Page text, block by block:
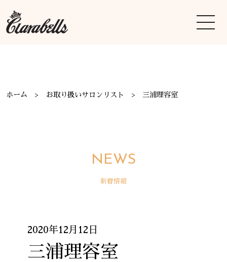
ホーム お取り扱いサロンリスト 三浦理容室
NEWS
新着情報
2020年12月12日
三浦理容室